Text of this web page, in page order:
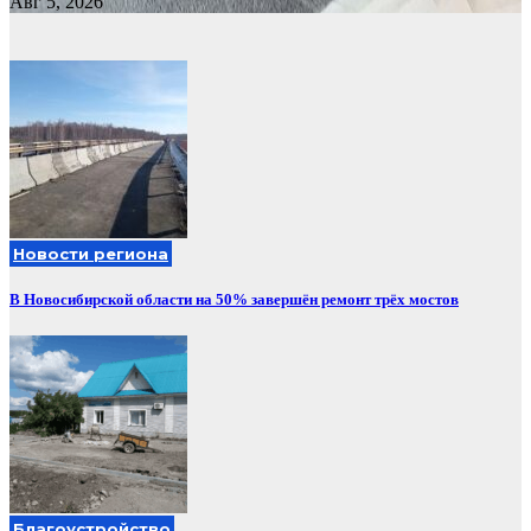
Новости региона
В Новосибирской области на 50% завершён ремонт трёх мостов